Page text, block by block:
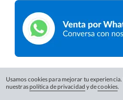
Usamos cookies para mejorar tu experiencia.
nuestras política de privacidad y decookies.